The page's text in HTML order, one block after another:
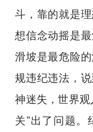
斗，靠的就是
想信念动摇是
滑坡是最危险
规违纪违法，
神迷失，世界
关”出了问题